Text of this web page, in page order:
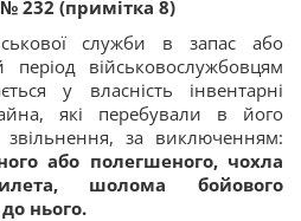
232 (примітка 8)
служби в запас або
військовослужбовцям
у власність інвентарні
які перебували в його
за виключенням:
або полегшеного, чохла
шолома бойового
нього.